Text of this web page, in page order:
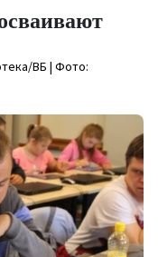
ВБ | Фото: